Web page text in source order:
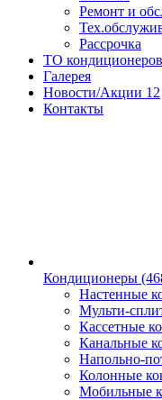
Ремонт и
Рассрочка
ТО кондиционеров
Галерея
Новости/Акции 12
Контакты
Кондиционеры
Настенные
Мульти-
Кассетные
Канальные
Напольно-
Колонные
Мобильные